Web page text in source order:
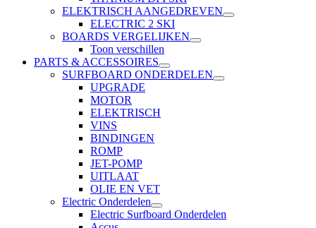
ELEKTRISCH AANGEDREVEN
ELECTRIC 2 SKI
BOARDS VERGELIJKEN
Toon verschillen
PARTS & ACCESSOIRES
SURFBOARD ONDERDELEN
UPGRADE
MOTOR
ELEKTRISCH
VINS
BINDINGEN
ROMP
JET-POMP
UITLAAT
OLIE EN VET
Electric Onderdelen
Electric Surfboard Onderdelen